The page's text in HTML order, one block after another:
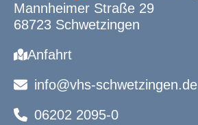
Mannheimer Straße 29
68723 Schwetzingen
Anfahrt
info@vhs-schwetzingen.de
06202 2095-0